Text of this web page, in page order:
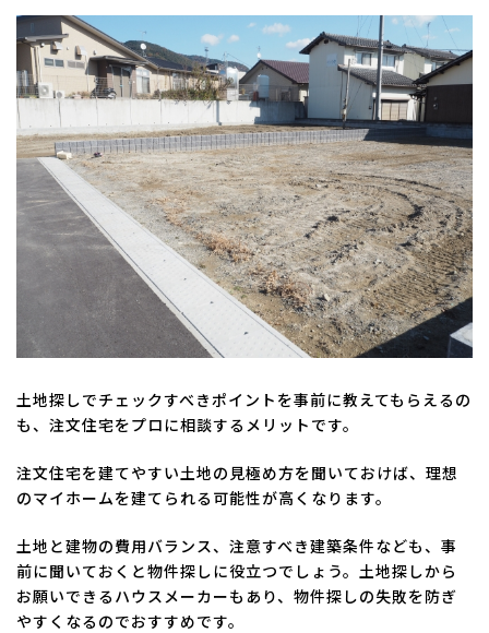
土地探しでチェックすべきポイントを事前に教えてもらえるの
も、注文住宅をプロに相談するメリットです。
注文住宅を建てやすい土地の見極め方を聞いておけば、理想
のマイホームを建てられる可能性が高くなります。
土地と建物の費用バランス、注意すべき建築条件なども、事
前に聞いておくと物件探しに役立つでしょう。土地探しから
お願いできるハウスメーカーもあり、物件探しの失敗を防ぎ
やすくなるのでおすすめです。